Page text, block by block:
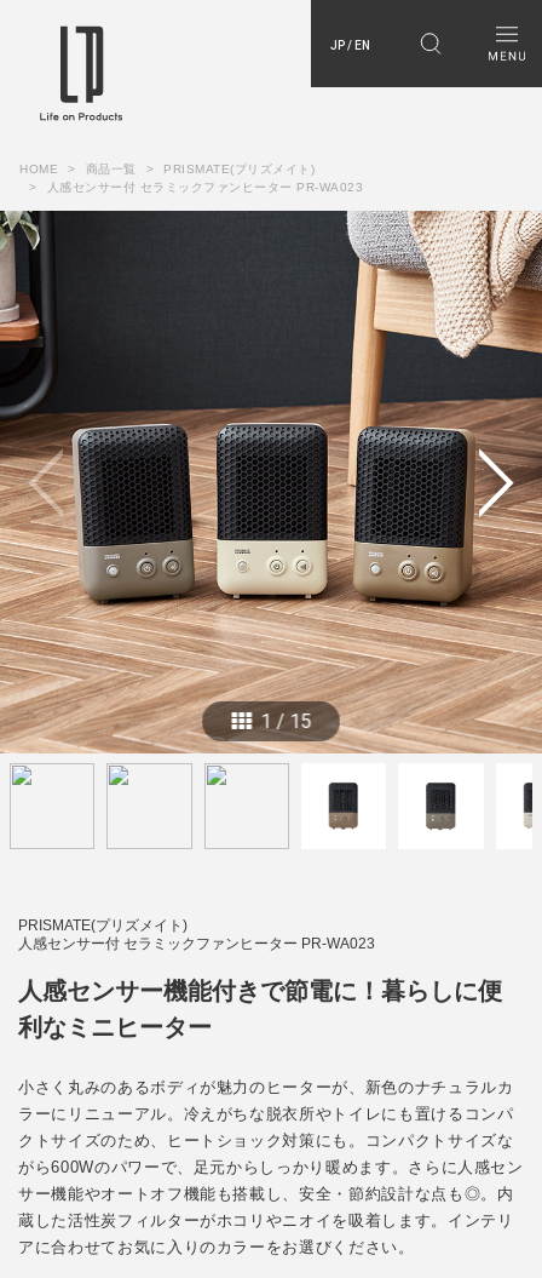
JP / EN
HOME 商品一覧
PRISMATE(プリズメイト)
人感センサー付 セラミックファンヒーター PR-WA023
PRISMATE(プリズメイト)
人感センサー付 セラミックファンヒーター PR-WA023
人感センサー機能付きで節電に！暮らしに便
利なミニヒーター
小さく丸みのあるボディが魅力のヒーターが、新色のナチュラルカ
ラーにリニューアル。冷えがちな脱衣所やトイレにも置けるコンパ
クトサイズのため、ヒートショック対策にも。コンパクトサイズな
がら600Wのパワーで、足元からしっかり暖めます。さらに人感セン
サー機能やオートオフ機能も搭載し、安全・節約設計な点も◎。内
蔵した活性炭フィルターがホコリやニオイを吸着します。インテリ
アに合わせてお気に入りのカラーをお選びください。
1 / 15